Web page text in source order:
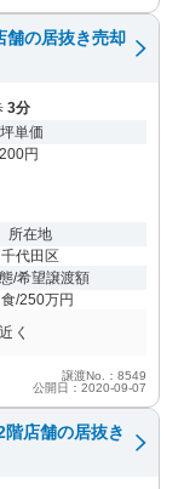
舗の居抜き売却
3分
単価
円
所在地
千代田区
/希望譲渡額
/250万円
く
譲渡No.：8549
公開日：2020-09-07
店舗の居抜き